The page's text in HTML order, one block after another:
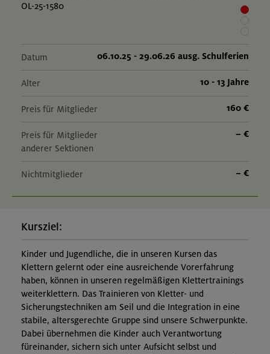
OL-25-1580
Datum 06.10.25 - 29.06.26 ausg. Schulferien
Alter 10 - 13 Jahre
Preis für Mitglieder 160 €
Preis für Mitglieder
anderer Sektionen
– €
Nichtmitglieder – €
Kursziel:
Kinder und Jugendliche, die in unseren Kursen das
Klettern gelernt oder eine ausreichende Vorerfahrung
haben, können in unseren regelmäßigen Klettertrainings
weiterklettern. Das Trainieren von Kletter- und
Sicherungstechniken am Seil und die Integration in eine
stabile, altersgerechte Gruppe sind unsere Schwerpunkte.
Dabei übernehmen die Kinder auch Verantwortung
füreinander, sichern sich unter Aufsicht selbst und